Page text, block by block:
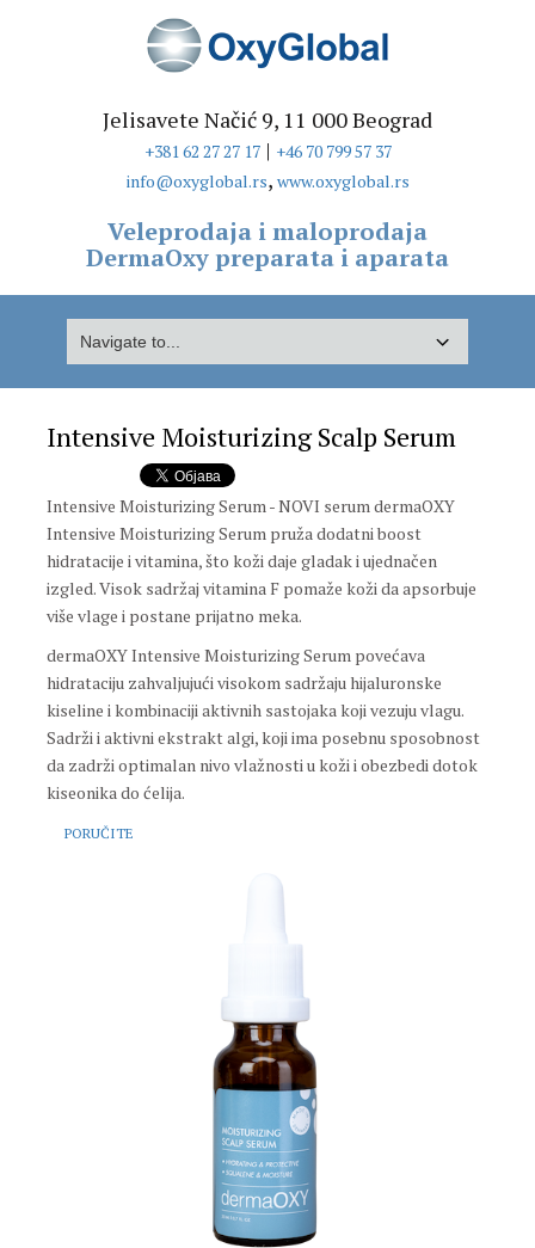
Jelisavete Načić 9, 11 000 Beograd
+381 62 27 27 17| +46 70 799 57 37
info@oxyglobal.rs, www.oxyglobal.rs
Veleprodaja i maloprodaja
DermaOxy preparata i aparata
Intensive Moisturizing Scalp Serum
Intensive Moisturizing Serum - NOVI serum dermaOXY
Intensive Moisturizing Serum pruža dodatni boost
hidratacije i vitamina, što koži daje gladak i ujednačen
izgled. Visok sadržaj vitamina F pomaže koži da apsorbuje
više vlage i postane prijatno meka.
dermaOXY Intensive Moisturizing Serum povećava
hidrataciju zahvaljujući visokom sadržaju hijaluronske
kiseline i kombinaciji aktivnih sastojaka koji vezuju vlagu.
Sadrži i aktivni ekstrakt algi, koji ima posebnu sposobnost
da zadrži optimalan nivo vlažnosti u koži i obezbedi dotok
kiseonika do ćelija.
PORUČITE